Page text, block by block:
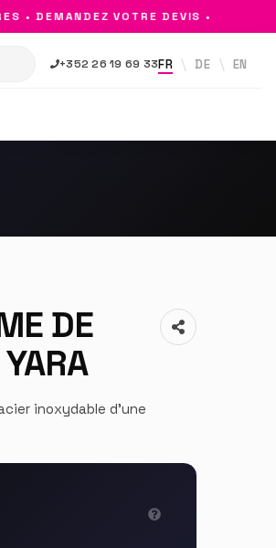
DEMANDEZ VOTRE DEVIS •
+352 26 19 69 33FR DE EN
DE
inoxydable d'une